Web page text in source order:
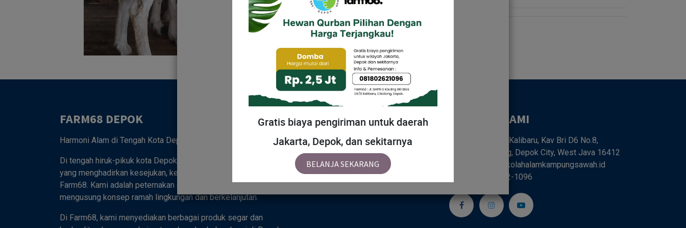
Gratis biaya pengiriman untuk daerah
Jakarta, Depok, dan sekitarnya
BELANJA SEKARANG
FARM68 DEPOK
Harmoni Alam di Tengah Kota Depok 🌿
Di tengah hiruk-pikuk kota Depok, tersembunyi sebuah tempat
yang menghadirkan kesejukan, keasrian, dan kehidupan alami —
Farm68. Kami adalah peternakan dan kebun terpadu yang
mengusung konsep ramah lingkungan dan berkelanjutan.
Di Farm68, kami menyediakan berbagai produk segar dan
MENU
Beranda
Tentang Kami
Toko
HUBUNGI KAMI
Jl. SMPN 6 Kalibaru, Kav Bri D6 No.8,
Kalibaru, Cilodong, Depok City, West Java 16412
farm68@sekolahalamkampungsawah.id
62 818-0262-1096